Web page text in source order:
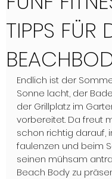
TIPPS FÜR
Endlich ist der
Sonne lacht, der
der Grillplatz im
vorbereitet. Da freut
schon richtig darauf,
faulenzen und beim
seinen mühsam
Beach Body zu